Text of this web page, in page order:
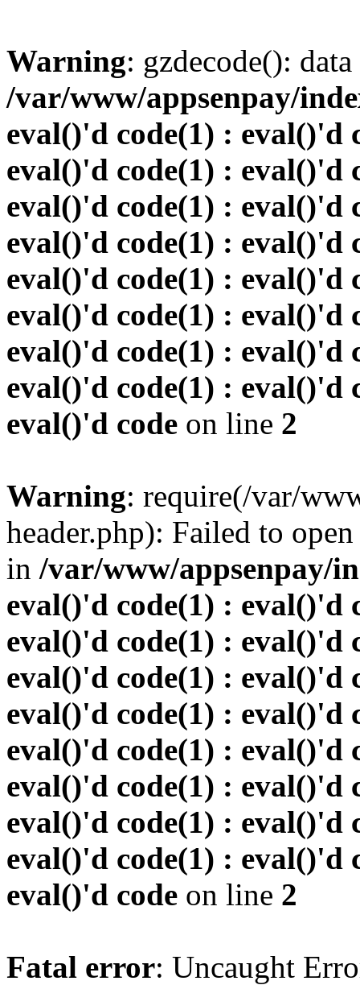
Warning: gzdecode():
/var/www/appsenpay/
eval()'d code(1) : eval()'d
eval()'d code(1) : eval()'d
eval()'d code(1) : eval()'d
eval()'d code(1) : eval()'d
eval()'d code(1) : eval()'d
eval()'d code(1) : eval()'d
eval()'d code(1) : eval()'d
eval()'d code(1) : eval()'d
eval()'d code on line 2
Warning: require(/var/
header.php): Failed to
in /var/www/appsenpay/
eval()'d code(1) : eval()'d
eval()'d code(1) : eval()'d
eval()'d code(1) : eval()'d
eval()'d code(1) : eval()'d
eval()'d code(1) : eval()'d
eval()'d code(1) : eval()'d
eval()'d code(1) : eval()'d
eval()'d code(1) : eval()'d
eval()'d code on line 2
Fatal error: Uncaught